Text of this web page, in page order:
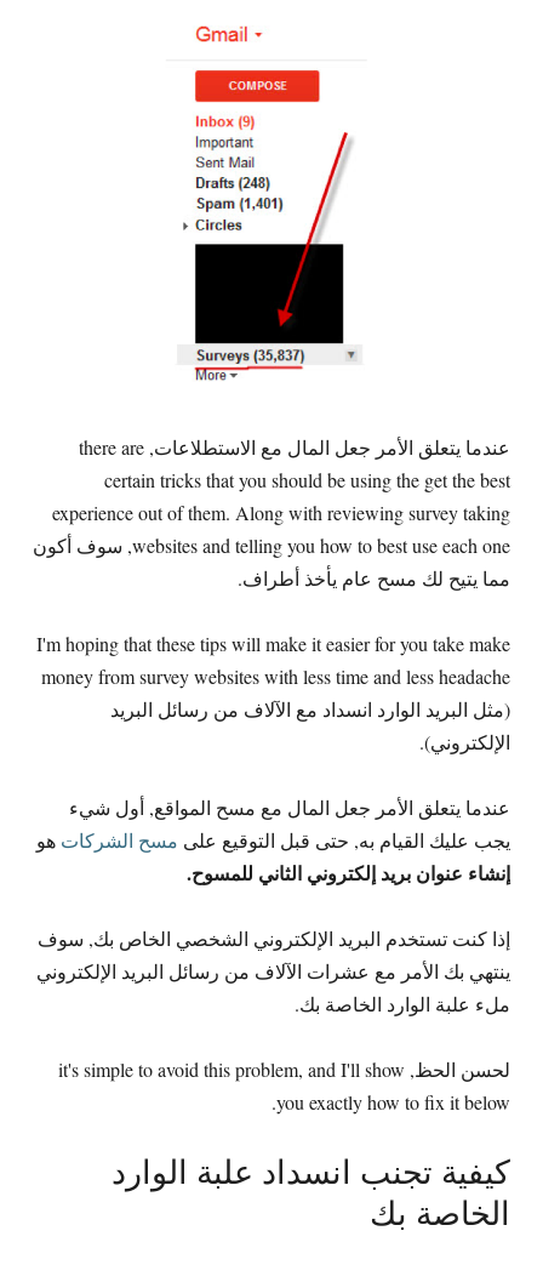
عندما يتعلق الأمر جعل المال مع الاستطلاعات, there are
certain tricks that you should be using the get the best
experience out of them. Along with reviewing survey taking
websites and telling you how to best use each one, سوف أكون
مما يتيح لك مسح عام يأخذ أطراف.
I'm hoping that these tips will make it easier for you take make
money from survey websites with less time and less headache
(مثل البريد الوارد انسداد مع الآلاف من رسائل البريد
الإلكتروني).
عندما يتعلق الأمر جعل المال مع مسح المواقع, أول شيء
يجب عليك القيام به, حتى قبل التوقيع على مسح الشركات هو
إنشاء عنوان بريد إلكتروني الثاني للمسوح.
إذا كنت تستخدم البريد الإلكتروني الشخصي الخاص بك, سوف
ينتهي بك الأمر مع عشرات الآلاف من رسائل البريد الإلكتروني
ملء علبة الوارد الخاصة بك.
لحسن الحظ, it's simple to avoid this problem, and I'll show
you exactly how to fix it below
.
كيفية تجنب انسداد علبة الوارد
الخاصة بك